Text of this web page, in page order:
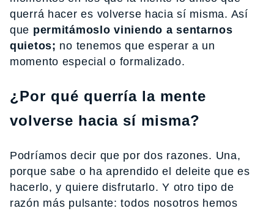
querrá hacer es volverse hacia sí misma. Así
que permitámoslo viniendo a sentarnos
quietos; no tenemos que esperar a un
momento especial o formalizado.
¿Por qué querría la mente
volverse hacia sí misma?
Podríamos decir que por dos razones. Una,
porque sabe o ha aprendido el deleite que es
hacerlo, y quiere disfrutarlo. Y otro tipo de
razón más pulsante: todos nosotros hemos